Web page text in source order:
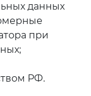
данных
при
РФ.